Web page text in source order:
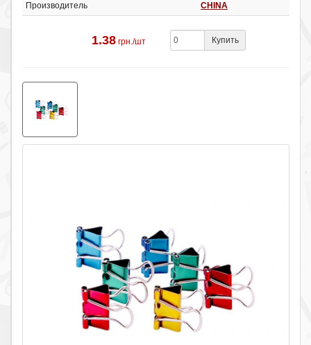
Производитель
CHINA
1.38 грн./шт Купить